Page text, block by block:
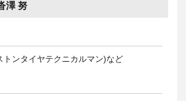
澤 努
トンタイヤテクニカルマン)など